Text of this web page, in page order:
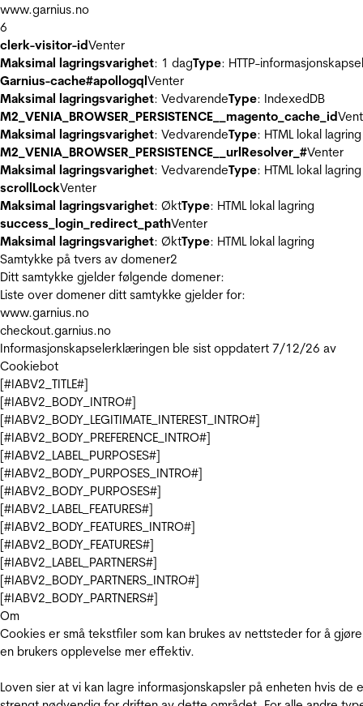
www.garnius.no
6
clerk-visitor-idVenter
Maksimal lagringsvarighet: 1 dagType: HTTP-informasjonskapsel
Garnius-cache#apollogqlVenter
Maksimal lagringsvarighet: VedvarendeType: IndexedDB
M2_VENIA_BROWSER_PERSISTENCE__magento_cache_id
Maksimal lagringsvarighet: VedvarendeType: HTML lokal lagring
M2_VENIA_BROWSER_PERSISTENCE__urlResolver_#Venter
Maksimal lagringsvarighet: VedvarendeType: HTML lokal lagring
scrollLockVenter
Maksimal lagringsvarighet: ØktType: HTML lokal lagring
success_login_redirect_pathVenter
Maksimal lagringsvarighet: ØktType: HTML lokal lagring
Samtykke på tvers av domener2
Ditt samtykke gjelder følgende domener:
Liste over domener ditt samtykke gjelder for:
www.garnius.no
checkout.garnius.no
Informasjonskapselerklæringen ble sist oppdatert 7/12/26 av
Cookiebot
[#IABV2_TITLE#]
[#IABV2_BODY_INTRO#]
[#IABV2_BODY_LEGITIMATE_INTEREST_INTRO#]
[#IABV2_BODY_PREFERENCE_INTRO#]
[#IABV2_LABEL_PURPOSES#]
[#IABV2_BODY_PURPOSES_INTRO#]
[#IABV2_BODY_PURPOSES#]
[#IABV2_LABEL_FEATURES#]
[#IABV2_BODY_FEATURES_INTRO#]
[#IABV2_BODY_FEATURES#]
[#IABV2_LABEL_PARTNERS#]
[#IABV2_BODY_PARTNERS_INTRO#]
[#IABV2_BODY_PARTNERS#]
Om
Cookies er små tekstfiler som kan brukes av nettsteder for å gjøre
en brukers opplevelse mer effektiv.
Loven sier at vi kan lagre informasjonskapsler på enheten hvis de